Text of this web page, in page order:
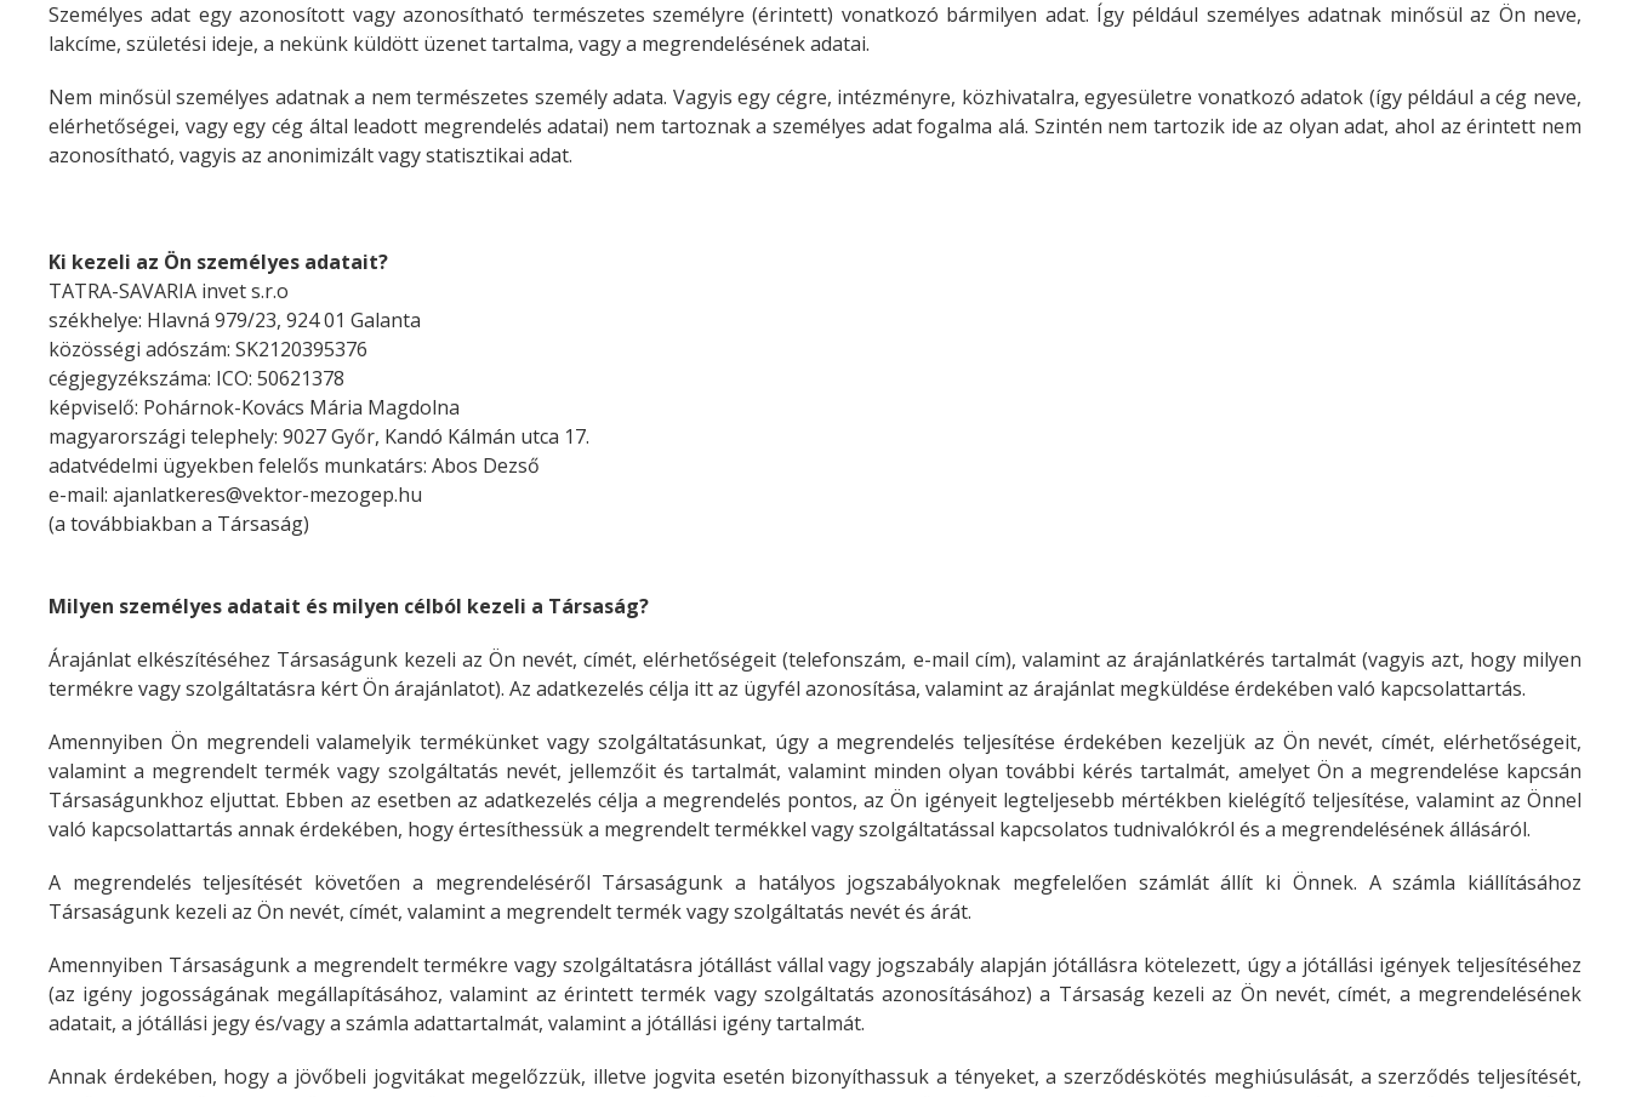
Személyes adat egy azonosított vagy azonosítható természetes személyre (érintett) vonatkozó bármilyen adat. Így például személyes adatnak minősül az Ön neve,
lakcíme, születési ideje, a nekünk küldött üzenet tartalma, vagy a megrendelésének adatai.
Nem minősül személyes adatnak a nem természetes személy adata. Vagyis egy cégre, intézményre, közhivatalra, egyesületre vonatkozó adatok (így például a cég neve,
elérhetőségei, vagy egy cég által leadott megrendelés adatai) nem tartoznak a személyes adat fogalma alá. Szintén nem tartozik ide az olyan adat, ahol az érintett nem
azonosítható, vagyis az anonimizált vagy statisztikai adat.
Ki kezeli az Ön személyes adatait?
TATRA-SAVARIA invet s.r.o
székhelye: Hlavná 979/23, 924 01 Galanta
közösségi adószám: SK2120395376
cégjegyzékszáma: ICO: 50621378
képviselő: Pohárnok-Kovács Mária Magdolna
magyarországi telephely: 9027 Győr, Kandó Kálmán utca 17.
adatvédelmi ügyekben felelős munkatárs: Abos Dezső
e-mail: ajanlatkeres@vektor-mezogep.hu
(a továbbiakban a Társaság)
Milyen személyes adatait és milyen célból kezeli a Társaság?
Árajánlat elkészítéséhez Társaságunk kezeli az Ön nevét, címét, elérhetőségeit (telefonszám, e-mail cím), valamint az árajánlatkérés tartalmát (vagyis azt, hogy milyen
termékre vagy szolgáltatásra kért Ön árajánlatot). Az adatkezelés célja itt az ügyfél azonosítása, valamint az árajánlat megküldése érdekében való kapcsolattartás.
Amennyiben Ön megrendeli valamelyik termékünket vagy szolgáltatásunkat, úgy a megrendelés teljesítése érdekében kezeljük az Ön nevét, címét, elérhetőségeit,
valamint a megrendelt termék vagy szolgáltatás nevét, jellemzőit és tartalmát, valamint minden olyan további kérés tartalmát, amelyet Ön a megrendelése kapcsán
Társaságunkhoz eljuttat. Ebben az esetben az adatkezelés célja a megrendelés pontos, az Ön igényeit legteljesebb mértékben kielégítő teljesítése, valamint az Önnel
való kapcsolattartás annak érdekében, hogy értesíthessük a megrendelt termékkel vagy szolgáltatással kapcsolatos tudnivalókról és a megrendelésének állásáról.
A megrendelés teljesítését követően a megrendeléséről Társaságunk a hatályos jogszabályoknak megfelelően számlát állít ki Önnek. A számla kiállításához
Társaságunk kezeli az Ön nevét, címét, valamint a megrendelt termék vagy szolgáltatás nevét és árát.
Amennyiben Társaságunk a megrendelt termékre vagy szolgáltatásra jótállást vállal vagy jogszabály alapján jótállásra kötelezett, úgy a jótállási igények teljesítéséhez
(az igény jogosságának megállapításához, valamint az érintett termék vagy szolgáltatás azonosításához) a Társaság kezeli az Ön nevét, címét, a megrendelésének
adatait, a jótállási jegy és/vagy a számla adattartalmát, valamint a jótállási igény tartalmát.
Annak érdekében, hogy a jövőbeli jogvitákat megelőzzük, illetve jogvita esetén bizonyíthassuk a tényeket, a szerződéskötés meghiúsulását, a szerződés teljesítését,